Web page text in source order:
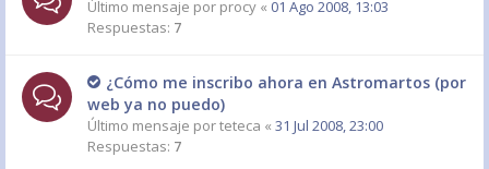
Último mensaje por procy « 01 Ago 2008, 13:03
Respuestas: 7
¿Cómo me inscribo ahora en Astromartos (por
web ya no puedo)
Último mensaje porteteca « 31 Jul 2008, 23:00
Respuestas: 7